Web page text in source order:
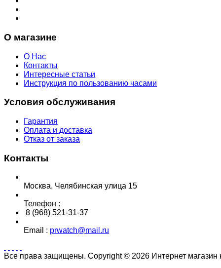
О магазине
О Нас
Контакты
Интересные статьи
Инструкция по пользованию часами
Условия обслуживания
Гарантия
Оплата и доставка
Отказ от заказа
Контакты
Москва, Челябинская улица 15
Телефон :
8 (968) 521-31-37
Email : prwatch@mail.ru
Все права защищены. Copyright © 2026 Интернет магазин